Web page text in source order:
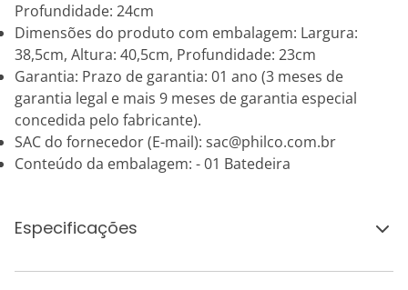
Profundidade: 24cm
Dimensões do produto com embalagem: Largura:
38,5cm, Altura: 40,5cm, Profundidade: 23cm
Garantia: Prazo de garantia: 01 ano (3 meses de
garantia legal e mais 9 meses de garantia especial
concedida pelo fabricante).
SAC do fornecedor (E-mail): sac@philco.com.br
Conteúdo da embalagem: - 01 Batedeira
Especificações